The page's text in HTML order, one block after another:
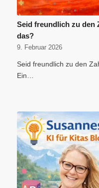
Seid freundlich zu den
das?
9. Februar 2026
Seid freundlich zu den
Ein…